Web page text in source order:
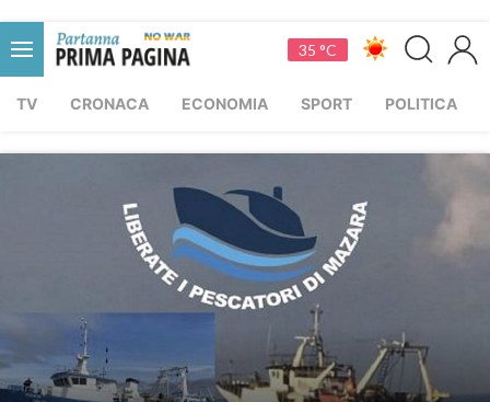
35 °C
TV CRONACA ECONOMIA SPORT POLITICA